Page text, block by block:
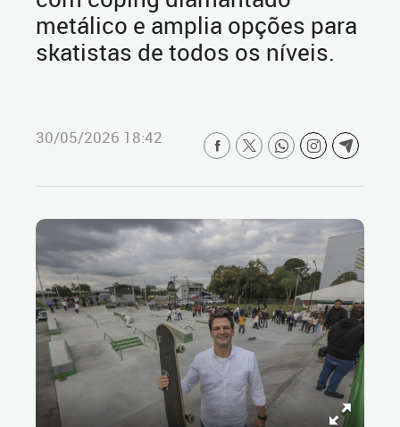
metálico e amplia opções para
skatistas de todos os níveis.
30/05/2026 18:42